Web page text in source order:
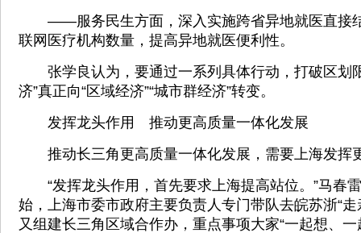
——服务民生方面，深入实施跨省异地就医直接
联网医疗机构数量，提高异地就医便利性。
张学良认为，要通过一系列具体行动，打破区划
济”真正向“区域经济”“城市群经济”转变。
发挥龙头作用 推动更高质量一体化发展
推动长三角更高质量一体化发展，需要上海发挥
“发挥龙头作用，首先要求上海提高站位。”马春
始，上海市委市政府主要负责人专门带队去皖苏浙“
又组建长三角区域合作办，重点事项大家“一起想、一